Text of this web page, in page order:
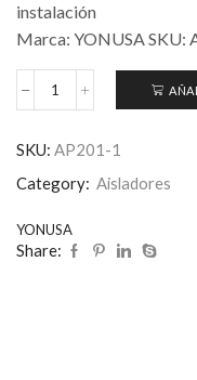
instalación
Marca: YONUSA SKU:
SKU: AP201-1
Category: Aisladores
YONUSA
Share: